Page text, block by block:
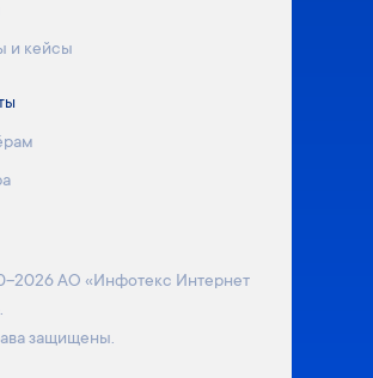
и кейсы
АО «Инфотекс Интернет
защищены.